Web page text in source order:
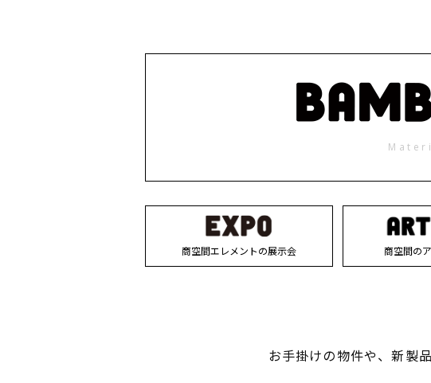
商空間エレメントの展示会 商空間の
お手掛けの物件や、新製